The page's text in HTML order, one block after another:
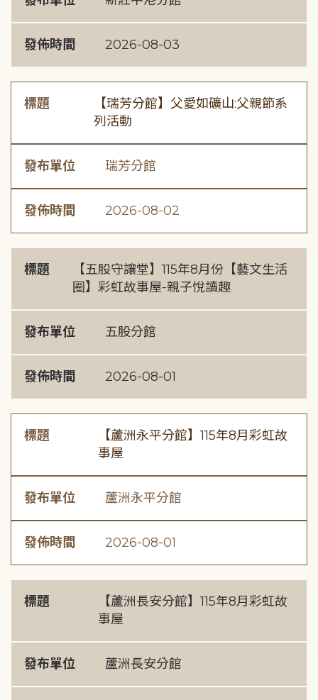
發佈時間 2026-08-03
標題
【瑞芳分館】父愛如礦山:父親節系
列活動
發布單位 瑞芳分館
發佈時間 2026-08-02
標題
【五股守讓堂】115年8月份【藝文生活
圈】彩虹故事屋-親子悅讀趣
發布單位 五股分館
發佈時間 2026-08-01
標題
【蘆洲永平分館】115年8月彩虹故
事屋
發布單位 蘆洲永平分館
發佈時間 2026-08-01
標題
【蘆洲長安分館】115年8月彩虹故
事屋
發布單位 蘆洲長安分館